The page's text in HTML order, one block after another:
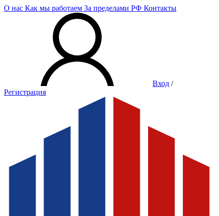
О нас Как мы работаем За пределами РФ Контакты
Вход /
Регистрация